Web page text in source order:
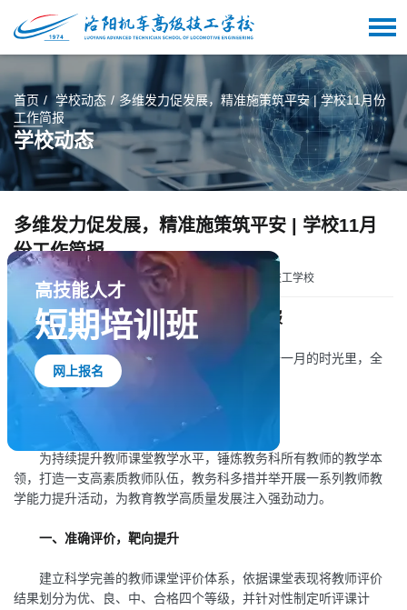
首页 学校动态
多维发力促发展，精准施策筑平安 | 学校11月份
工作简报
学校动态
多维发力促发展，精准施策筑平安 | 学校11月
份工作简报
发布时间：2025-12-04 14:43:00 来源：洛阳机车高级技工学校
学校11月份工作简报
初冬的暖阳，洒在校园的每个角落，在这十一月的时光里，全
体师生在教与学的沃土上凝心聚力、笃行不怠。
Part. 01教务科
为持续提升教师课堂教学水平，锤炼教务科所有教师的教学本
领，打造一支高素质教师队伍，教务科多措并举开展一系列教师教
学能力提升活动，为教育教学高质量发展注入强劲动力。
一、准确评价，靶向提升
建立科学完善的教师课堂评价体系，依据课堂表现将教师评价
结果划分为优、良、中、合格四个等级，并针对性制定听评课计
高技能人才
短期培训班
网上报名